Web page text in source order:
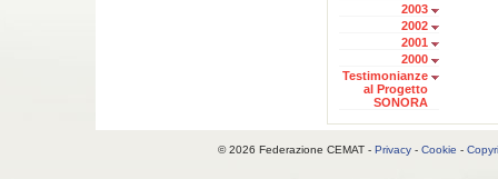
2003
2002
2001
2000
Testimonianze
al Progetto
SONORA
© 2026 Federazione CEMAT - Privacy- Cookie -